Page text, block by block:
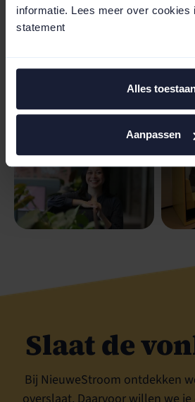
informatie. Lees meer over cookies
statement
Alles
Aanpassen
Slaat de
Bij NieuweStroom ontdekken